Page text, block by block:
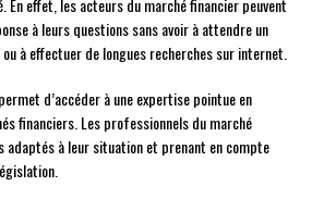
En effet, les acteurs du marché financier peuvent
à leurs questions sans avoir à attendre un
ou à effectuer de longues recherches sur internet.
d’accéder à une expertise pointue en
financiers. Les professionnels du marché
adaptés à leur situation et prenant en compte